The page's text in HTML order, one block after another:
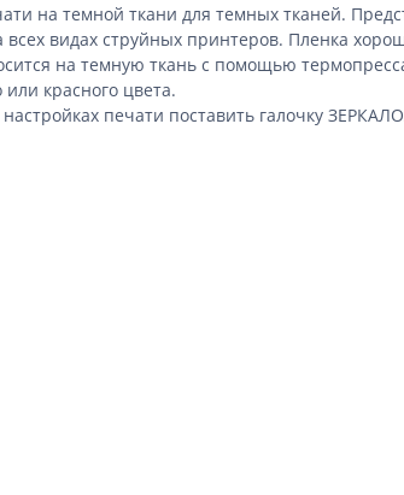
на темной ткани для темных тканей.
видах струйных принтеров. Пленка
на темную ткань с помощью
красного цвета.
печати поставить галочку